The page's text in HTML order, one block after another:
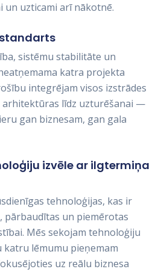
un uzticami arī nākotnē.
sistēmu stabilitāte un
katra projekta
integrējam visos izstrādes
līdz uzturēšanai —
gan biznesam, gan gala
izvēle ar ilgtermiņa
tehnoloģijas, kas ir
pārbaudītas un piemērotas
Mēs sekojam tehnoloģiju
lēmumu pieņemam
uz reālu biznesa